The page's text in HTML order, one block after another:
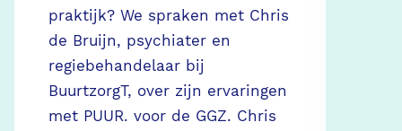
praktijk? We spraken met Chris
de Bruijn, psychiater en
regiebehandelaar bij
BuurtzorgT, over zijn ervaringen
met PUUR. voor de GGZ. Chris